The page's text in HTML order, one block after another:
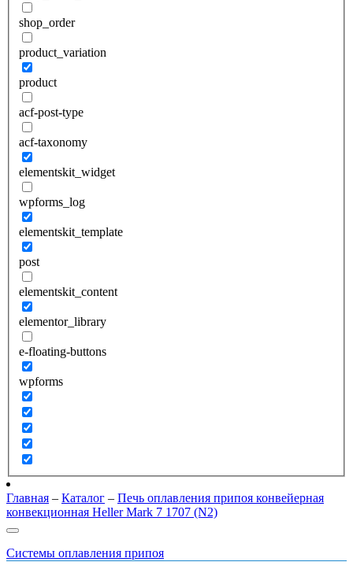
shop_order
product_variation
product
acf-post-type
acf-taxonomy
elementskit_widget
wpforms_log
elementskit_template
post
elementskit_content
elementor_library
e-floating-buttons
wpforms
Главная – Каталог – Печь оплавления припоя конвейерная
конвекционная Heller Mark 7 1707 (N2)
Системы оплавления припоя